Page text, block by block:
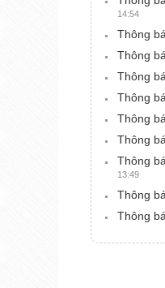
14:54
Thông
Thông
Thông
Thông
Thông
Thông
Thông
13:49
Thông
Thông